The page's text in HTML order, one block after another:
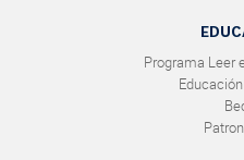
Programa Leer